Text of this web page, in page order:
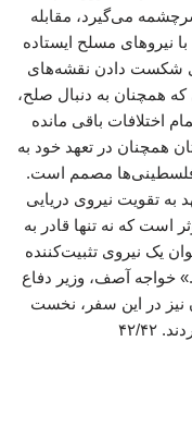
می‌گیرد، مقابله
نیروهای مسلح ایستاده
شکست دادن نقشه‌های
همچنان به دنبال صلح،
اختلافات باقی مانده
همچنان در تعهد خود به
فلسطینی‌ها مصمم است.
به تقویت نیروی دریایی
است که نه تنها قادر به
یک نیروی تثبیت‌کننده
خواجه آصف، وزیر دفاع
نیز در این سفر، نخست
۴۲/۴۲